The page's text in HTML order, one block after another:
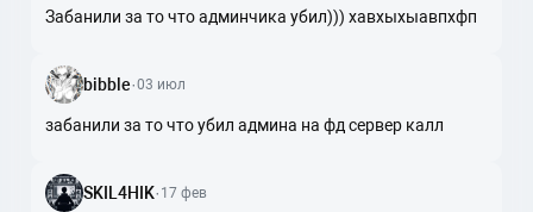
Забанили за то что админчика убил))) хавхыхыавпхфп
bibble·03 июл
забанили за то что убил админа на фд сервер калл
SKIL4HIK· 17 фев